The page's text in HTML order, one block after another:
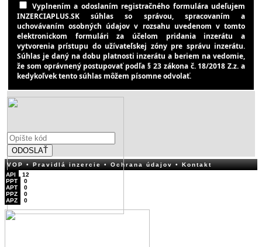
Vyplnením a odoslaním registračného formulára udeľujem
INZERCIAPLUS.SK súhlas so správou, spracovaním a
uchovávaním osobných údajov v rozsahu uvedenom v tomto
elektronickom formulári za účelom pridania inzerátu a
vytvorenia prístupu do užívateľskej zóny pre správu inzerátu.
Súhlas je daný na dobu platnosti inzerátu a beriem na vedomie,
že som oprávnený postupovať podľa § 23 zákona č. 18/2018 Z.z. a
kedykoľvek tento súhlas môžem písomne odvolať.
ODOSLAŤ
VOP• Pravidlá inzercie• Ochrana údajov• Kontakt
API
12
PPT
0
APT
0
PPZ
0
APZ
0